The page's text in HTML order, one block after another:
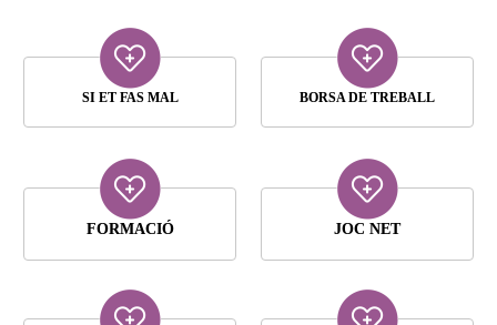
SI ET FAS MAL BORSA DE TREBALL
FORMACIÓ JOC NET